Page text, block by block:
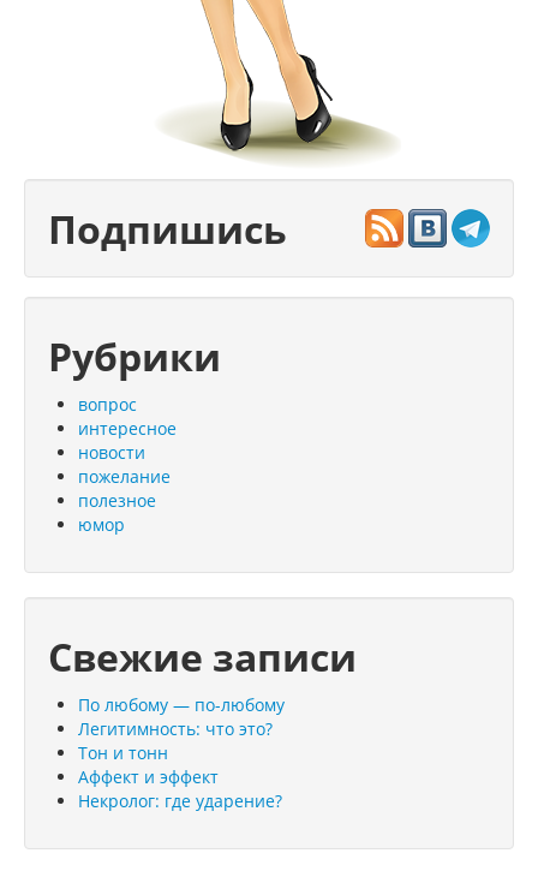
Подпишись
Рубрики
вопрос
интересное
новости
пожелание
полезное
юмор
Свежие записи
По любому — по-любому
Легитимность: что это?
Тон и тонн
Аффект и эффект
Некролог: где ударение?